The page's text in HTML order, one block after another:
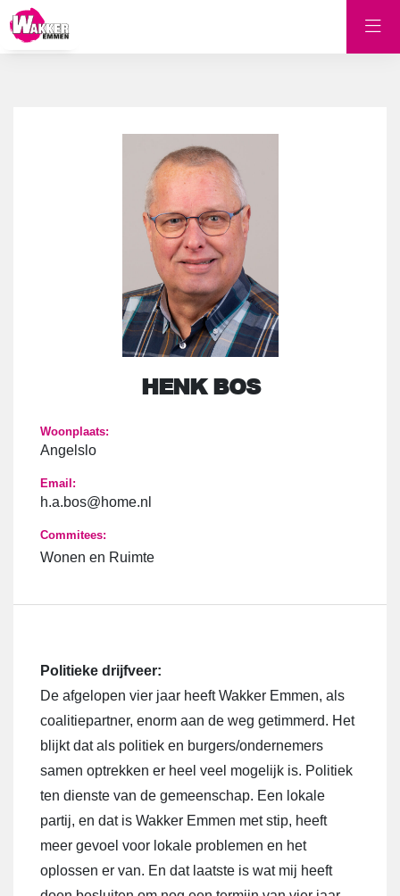
HENK BOS
Woonplaats:
Angelslo
Email:
h.a.bos@home.nl
Commitees:
Wonen en Ruimte
Politieke drijfveer:
De afgelopen vier jaar heeft Wakker Emmen, als
coalitiepartner, enorm aan de weg getimmerd. Het
blijkt dat als politiek en burgers/ondernemers
samen optrekken er heel veel mogelijk is. Politiek
ten dienste van de gemeenschap. Een lokale
partij, en dat is Wakker Emmen met stip, heeft
meer gevoel voor lokale problemen en het
oplossen er van. En dat laatste is wat mij heeft